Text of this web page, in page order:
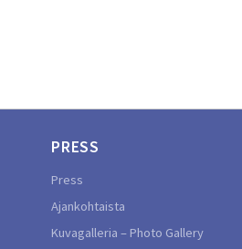
PRESS
Press
Ajankohtaista
Kuvagalleria – Photo Gallery